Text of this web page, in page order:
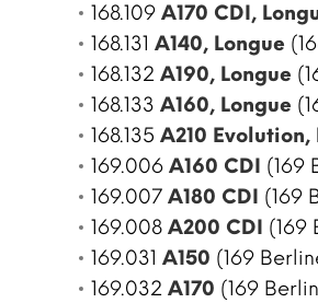
168.109 A170 CDI,
168.131 A140, Longue
168.132 A190, Longue
168.133 A160, Longue
168.135 A210 Evolution,
169.006 A160 CDI (169
169.007 A180 CDI (169
169.008 A200 CDI (169
169.031 A150 (169
169.032 A170 (169